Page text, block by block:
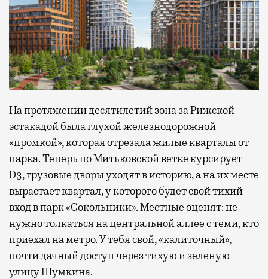
На протяжении десятилетий зона за Рижской
эстакадой была глухой железнодорожной
«промкой», которая отрезала жилые кварталы от
парка. Теперь по Митьковской ветке курсирует
D3, грузовые дворы уходят в историю, а на их месте
вырастает квартал, у которого будет свой тихий
вход в парк «Сокольники». Местные оценят: не
нужно толкаться на центральной аллее с теми, кто
приехал на метро. У тебя свой, «калиточный»,
почти дачный доступ через тихую и зеленую
улицу Шумкина.